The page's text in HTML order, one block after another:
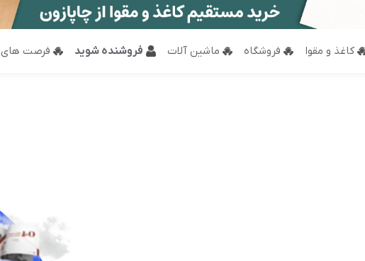
کاغذ و مقوا فروشگاه ماشین آلات فروشنده شوید فرصت